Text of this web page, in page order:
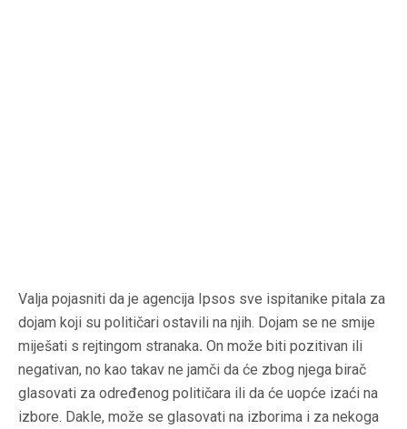
Valja pojasniti da je agencija Ipsos sve ispitanike pitala za
dojam koji su političari ostavili na njih. Dojam se ne smije
miješati s rejtingom stranaka. On može biti pozitivan ili
negativan, no kao takav ne jamči da će zbog njega birač
glasovati za određenog političara ili da će uopće izaći na
izbore. Dakle, može se glasovati na izborima i za nekoga